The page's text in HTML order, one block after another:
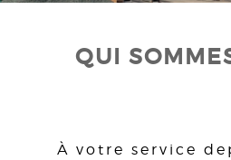
QUI
À votre service